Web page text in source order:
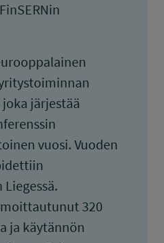
järjestää
vuosi. Vuoden
Liegessä.
320
ja käytännön